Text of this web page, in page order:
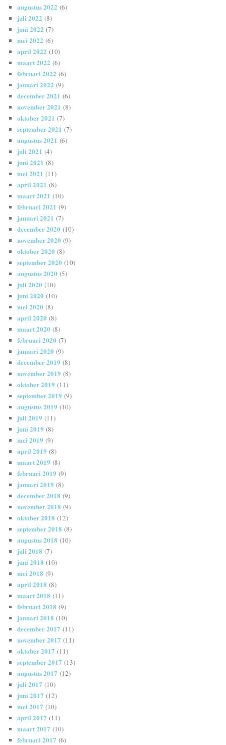
augustus 2022 (6)
juli 2022 (8)
juni 2022 (7)
mei 2022 (6)
april 2022 (10)
maart 2022 (6)
februari 2022 (6)
januari 2022 (9)
december 2021 (6)
november 2021 (8)
oktober 2021 (7)
september 2021 (7)
augustus 2021 (6)
juli 2021 (4)
juni 2021 (8)
mei 2021 (11)
april 2021 (8)
maart 2021 (10)
februari 2021 (9)
januari 2021 (7)
december 2020 (10)
november 2020 (9)
oktober 2020 (8)
september 2020 (10)
augustus 2020 (5)
juli 2020 (10)
juni 2020 (10)
mei 2020 (8)
april 2020 (8)
maart 2020 (8)
februari 2020 (7)
januari 2020 (9)
december 2019 (8)
november 2019 (8)
oktober 2019 (11)
september 2019 (9)
augustus 2019 (10)
juli 2019 (11)
juni 2019 (8)
mei 2019 (9)
april 2019 (8)
maart 2019 (8)
februari 2019 (9)
januari 2019 (8)
december 2018 (9)
november 2018 (9)
oktober 2018 (12)
september 2018 (8)
augustus 2018 (10)
juli 2018 (7)
juni 2018 (10)
mei 2018 (9)
april 2018 (8)
maart 2018 (11)
februari 2018 (9)
januari 2018 (10)
december 2017 (11)
november 2017 (11)
oktober 2017 (11)
september 2017 (13)
augustus 2017 (12)
juli 2017 (10)
juni 2017 (12)
mei 2017 (10)
april 2017 (11)
maart 2017 (10)
februari 2017 (6)